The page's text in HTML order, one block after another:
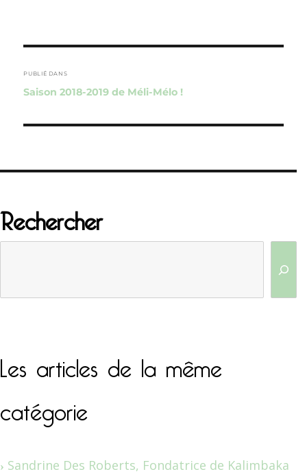
de
l’article
PUBLIÉ DANS
Saison 2018-2019 de Méli-Mélo !
Rechercher
Les articles de la même
catégorie
Sandrine Des Roberts, Fondatrice de Kalimbaka